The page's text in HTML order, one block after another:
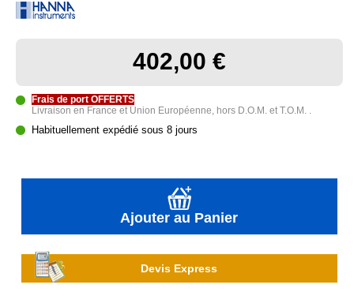
402,00 €
Frais de port OFFERTS
Livraison en France et Union Européenne, hors D.O.M. et T.O.M. .
Habituellement expédié sous 8 jours
Ajouter au Panier
Devis Express